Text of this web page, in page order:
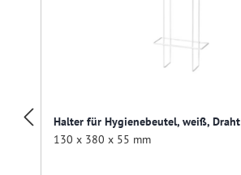
Halter für Hygienebeutel, weiß, Draht
130 x 380 x 55 mm